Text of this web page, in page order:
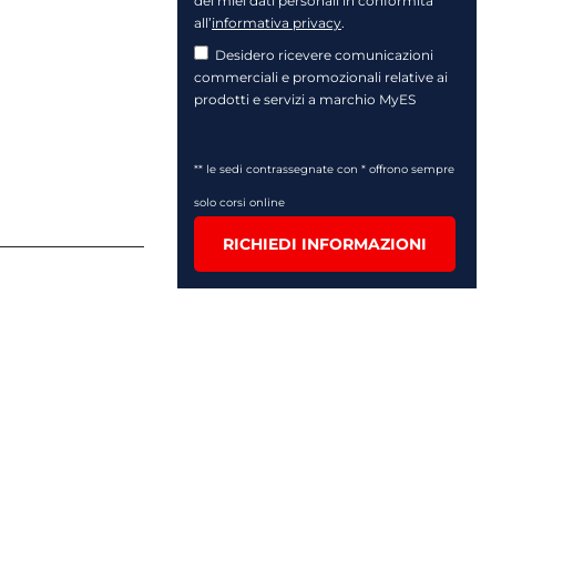
all’informativa privacy.
Desidero ricevere comunicazioni
commerciali e promozionali relative ai
prodotti e servizi a marchio MyES
** le sedi contrassegnate con * offrono sempre
solo corsi online
RICHIEDI INFORMAZIONI